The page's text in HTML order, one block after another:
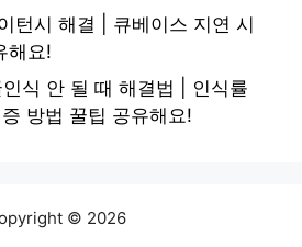
턴시 해결 | 큐베이스 지연 시
해요!
식 안 될 때 해결법 | 인식률
방법 꿀팁 공유해요!
© 2026